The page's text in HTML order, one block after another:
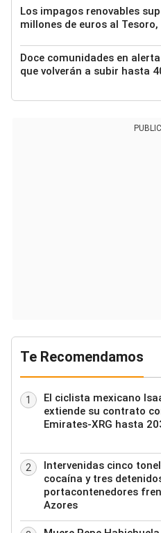
Los impagos renovables
millones de euros al
Doce comunidades en
que volverán a subir hasta
Te Recomendamos
1
El ciclista mexicano
extiende su contrato
Emirates-XRG hasta
2
Intervenidas cinco
cocaína y tres
portacontenedores
Azores